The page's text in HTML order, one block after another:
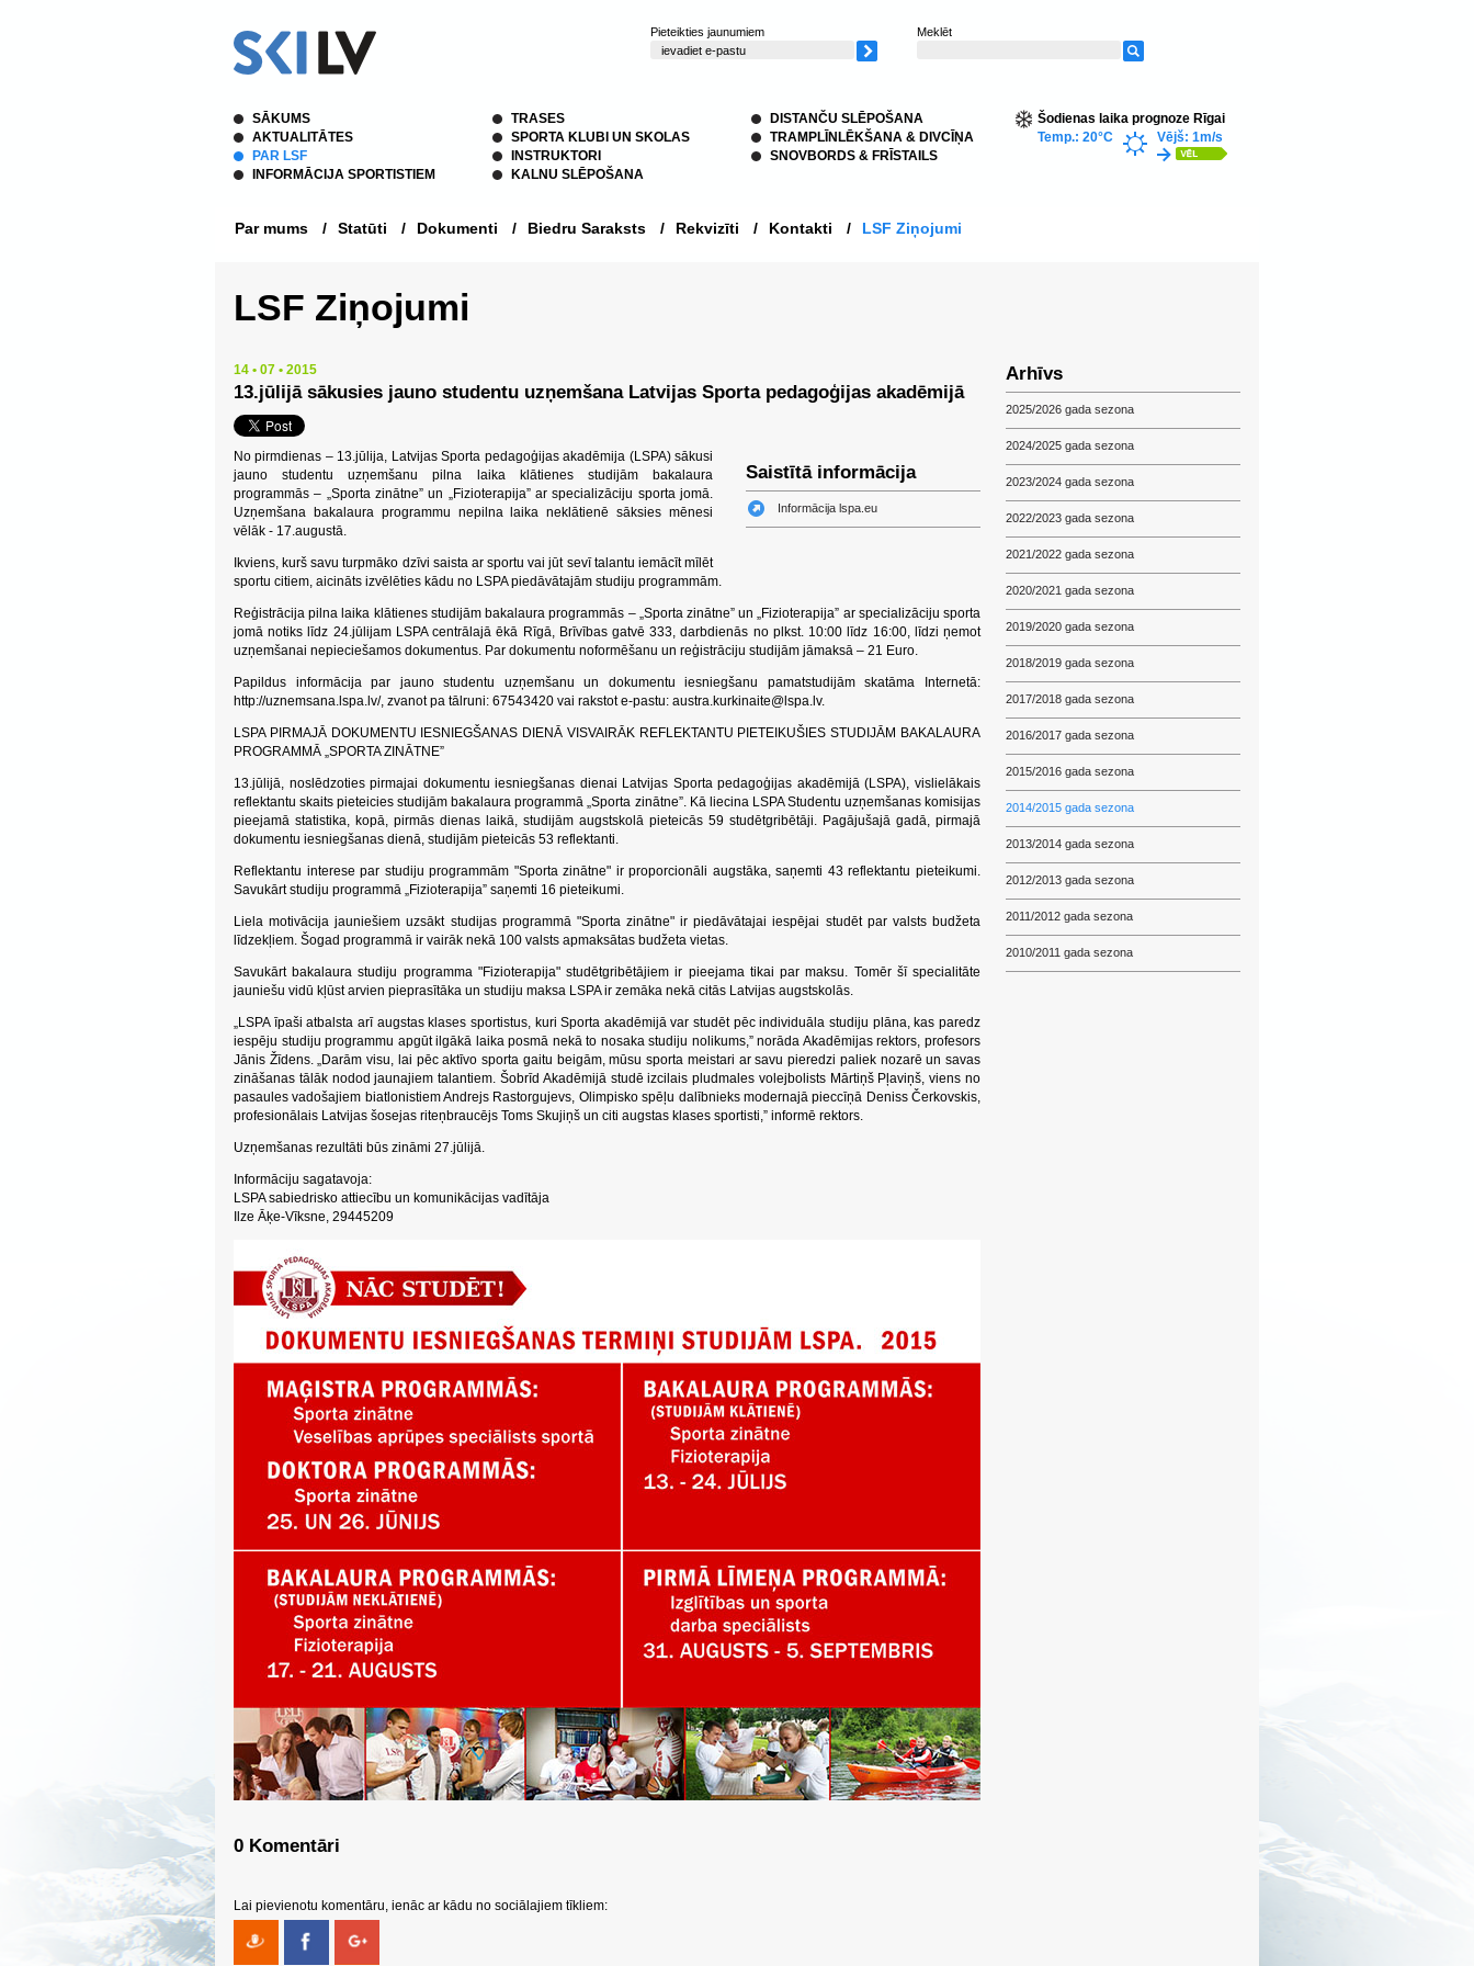
Pieteikties jaunumiem Meklēt
SĀKUMS
AKTUALITĀTES
PAR LSF
INFORMĀCIJA SPORTISTIEM
TRASES
SPORTA KLUBI UN SKOLAS
INSTRUKTORI
KALNU SLĒPOŠANA
DISTANČU SLĒPOŠANA
TRAMPLĪNLĒKŠANA & DIVCĪŅA
SNOVBORDS & FRĪSTAILS
Šodienas laika prognoze Rīgai
Temp.: 20°C
Vējš: 1m/s
Par mums / Statūti / Dokumenti / Biedru Saraksts / Rekvizīti / Kontakti / LSF Ziņojumi
LSF Ziņojumi
14 • 07 • 2015
13.jūlijā sākusies jauno studentu uzņemšana Latvijas Sporta pedagoģijas akadēmijā
Saistītā informācija
Informācija lspa.eu
No pirmdienas – 13.jūlija, Latvijas Sporta pedagoģijas akadēmija (LSPA) sākusi
jauno studentu uzņemšanu pilna laika klātienes studijām bakalaura
programmās – „Sporta zinātne” un „Fizioterapija” ar specializāciju sporta jomā.
Uzņemšana bakalaura programmu nepilna laika neklātienē sāksies mēnesi
vēlāk - 17.augustā.
Ikviens, kurš savu turpmāko dzīvi saista ar sportu vai jūt sevī talantu iemācīt mīlēt
sportu citiem, aicināts izvēlēties kādu no LSPA piedāvātajām studiju programmām.
Reģistrācija pilna laika klātienes studijām bakalaura programmās – „Sporta zinātne” un „Fizioterapija” ar specializāciju sporta
jomā notiks līdz 24.jūlijam LSPA centrālajā ēkā Rīgā, Brīvības gatvē 333, darbdienās no plkst. 10:00 līdz 16:00, līdzi ņemot
uzņemšanai nepieciešamos dokumentus. Par dokumentu noformēšanu un reģistrāciju studijām jāmaksā – 21 Euro.
Papildus informācija par jauno studentu uzņemšanu un dokumentu iesniegšanu pamatstudijām skatāma Internetā:
http://uznemsana.lspa.lv/, zvanot pa tālruni: 67543420 vai rakstot e-pastu: austra.kurkinaite@lspa.lv.
LSPA PIRMAJĀ DOKUMENTU IESNIEGŠANAS DIENĀ VISVAIRĀK REFLEKTANTU PIETEIKUŠIES STUDIJĀM BAKALAURA
PROGRAMMĀ „SPORTA ZINĀTNE”
13.jūlijā, noslēdzoties pirmajai dokumentu iesniegšanas dienai Latvijas Sporta pedagoģijas akadēmijā (LSPA), vislielākais
reflektantu skaits pieteicies studijām bakalaura programmā „Sporta zinātne”. Kā liecina LSPA Studentu uzņemšanas komisijas
pieejamā statistika, kopā, pirmās dienas laikā, studijām augstskolā pieteicās 59 studētgribētāji. Pagājušajā gadā, pirmajā
dokumentu iesniegšanas dienā, studijām pieteicās 53 reflektanti.
Reflektantu interese par studiju programmām "Sporta zinātne" ir proporcionāli augstāka, saņemti 43 reflektantu pieteikumi.
Savukārt studiju programmā „Fizioterapija” saņemti 16 pieteikumi.
Liela motivācija jauniešiem uzsākt studijas programmā "Sporta zinātne" ir piedāvātajai iespējai studēt par valsts budžeta
līdzekļiem. Šogad programmā ir vairāk nekā 100 valsts apmaksātas budžeta vietas.
Savukārt bakalaura studiju programma "Fizioterapija" studētgribētājiem ir pieejama tikai par maksu. Tomēr šī specialitāte
jauniešu vidū kļūst arvien pieprasītāka un studiju maksa LSPA ir zemāka nekā citās Latvijas augstskolās.
„LSPA īpaši atbalsta arī augstas klases sportistus, kuri Sporta akadēmijā var studēt pēc individuāla studiju plāna, kas paredz
iespēju studiju programmu apgūt ilgākā laika posmā nekā to nosaka studiju nolikums,” norāda Akadēmijas rektors, profesors
Jānis Žīdens. „Darām visu, lai pēc aktīvo sporta gaitu beigām, mūsu sporta meistari ar savu pieredzi paliek nozarē un savas
zināšanas tālāk nodod jaunajiem talantiem. Šobrīd Akadēmijā studē izcilais pludmales volejbolists Mārtiņš Pļaviņš, viens no
pasaules vadošajiem biatlonistiem Andrejs Rastorgujevs, Olimpisko spēļu dalībnieks modernajā pieccīņā Deniss Čerkovskis,
profesionālais Latvijas šosejas riteņbraucējs Toms Skujiņš un citi augstas klases sportisti,” informē rektors.
Uzņemšanas rezultāti būs zināmi 27.jūlijā.
Informāciju sagatavoja:
LSPA sabiedrisko attiecību un komunikācijas vadītāja
Ilze Āķe-Vīksne, 29445209
0 Komentāri
Lai pievienotu komentāru, ienāc ar kādu no sociālajiem tīkliem:
Arhīvs
2025/2026 gada sezona
2024/2025 gada sezona
2023/2024 gada sezona
2022/2023 gada sezona
2021/2022 gada sezona
2020/2021 gada sezona
2019/2020 gada sezona
2018/2019 gada sezona
2017/2018 gada sezona
2016/2017 gada sezona
2015/2016 gada sezona
2014/2015 gada sezona
2013/2014 gada sezona
2012/2013 gada sezona
2011/2012 gada sezona
2010/2011 gada sezona